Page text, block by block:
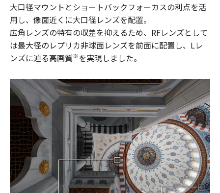
大口径マウントとショートバックフォーカスの利点を活
用し、像面近くに大口径レンズを配置。
広角レンズの特有の収差を抑えるため、RFレンズとして
は最大径のレプリカ非球面レンズを前面に配置し、Lレ
ンズに迫る高画質※を実現しました。